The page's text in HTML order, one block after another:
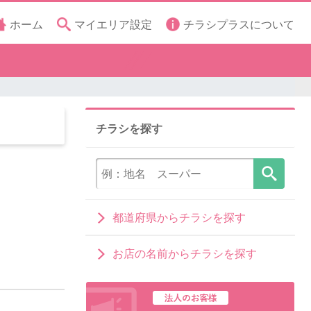
ホーム マイエリア設定 チラシプラスについて
チラシを探す
都道府県からチラシを探す
お店の名前からチラシを探す